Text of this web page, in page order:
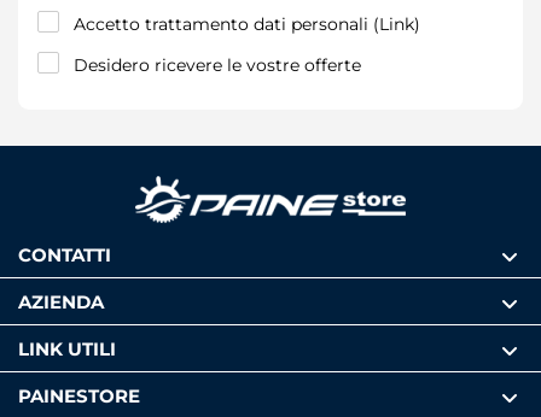
Accetto trattamento dati personali (Link)
Desidero ricevere le vostre offerte
CONTATTI
AZIENDA
LINK UTILI
PAINESTORE